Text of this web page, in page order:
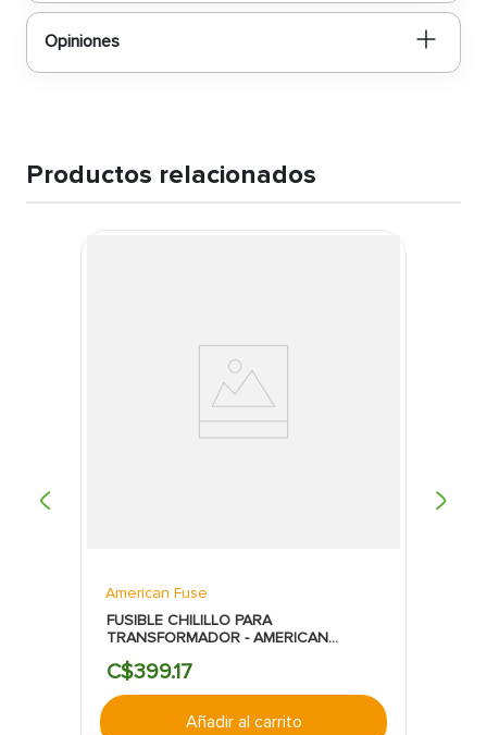
Opiniones
Productos relacionados
American Fuse
FUSIBLE CHILILLO PARA
TRANSFORMADOR - AMERICAN
C$399.17
Añadir al carrito